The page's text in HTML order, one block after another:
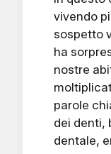
vivendo
sospetto
ha
nostre
parole
dei denti,
dentale,